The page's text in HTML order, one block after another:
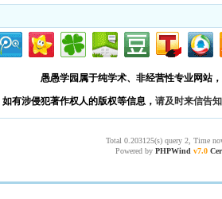
愚愚学园属于纯学术、非经营性专业网站
如有涉侵犯著作权人的版权等信息， 请及时来信告知
Total 0.203125(s) query 2, Time
Powered by PHPWind v7.0